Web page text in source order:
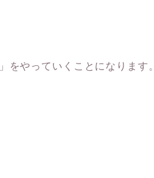
をやっていくことになります。